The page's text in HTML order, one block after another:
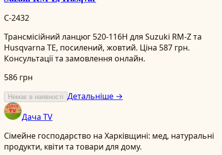
C-2432
Трансмісійний ланцюг 520-116H для Suzuki RM-Z та
Husqvarna TE, посилений, жовтий. Ціна 587 грн.
Консультації та замовлення онлайн.
586 грн
Немає в наявності Детальніше →
Дача TV
Сімейне господарство на Харківщині: мед, натуральні
продукти, квіти та товари для дому.